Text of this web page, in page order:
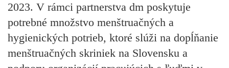
2023. V rámci partnerstva dm poskytuje
potrebné množstvo menštruačných a
hygienických potrieb, ktoré slúži na dopĺňanie
menštruačných skriniek na Slovensku a